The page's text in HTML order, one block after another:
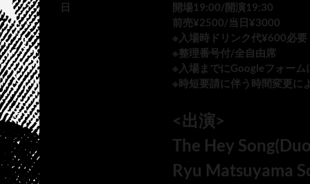
日
開場19:00/開演19:30
前売¥2500/当日¥3000
※入場時ドリンク代¥600必要
※整理番号付/全自由席
※入場までにGoogleフォー
※時短要請に伴う時間変更に
<出演>
The Hey
Ryu Matsuyama